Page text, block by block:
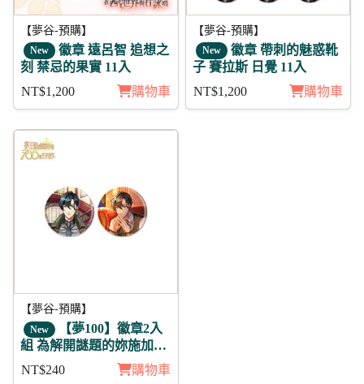
【夢谷-預購】
New 徽章 遠呂智 追想之
刻 禁忌的果實 11入
NT$1,200
購物車
【夢谷-預購】
New 徽章 帶刺的魅惑靴
子 賽拉斯 日覺 11入
NT$1,200
購物車
【夢谷-預購】
New 【夢100】徽章2入
組 為解開謎題的妳施加愛
NT$240 購物車